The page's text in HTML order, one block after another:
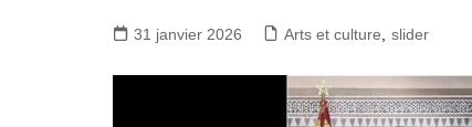
31 janvier 2026 Arts et culture slider